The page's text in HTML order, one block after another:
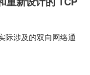
际涉及的双向网络通